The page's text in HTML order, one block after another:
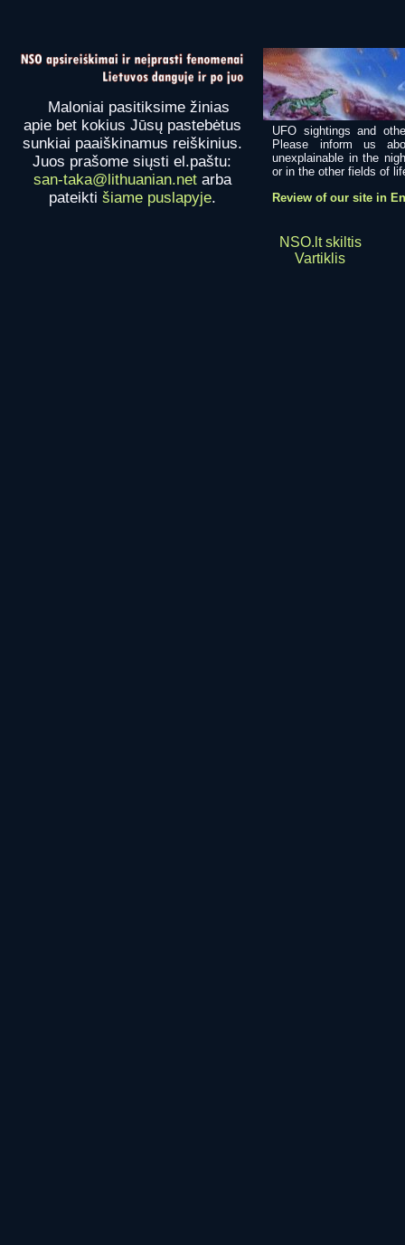
Maloniai pasitiksime žinias
apie bet kokius Jūsų pastebėtus
sunkiai paaiškinamus reiškinius.
Juos prašome siųsti el.paštu:
san-taka@lithuanian.netarba
pateikti šiame puslapyje.
UFO sightings and
Please inform us
unexplainable in the
or in the other fields of
Review of our site in
NSO.lt skiltis
Vartiklis